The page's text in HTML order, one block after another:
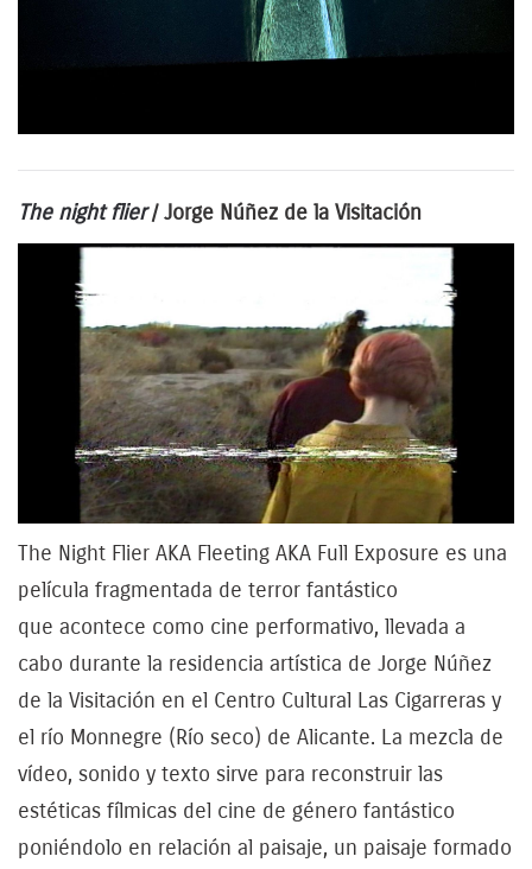
The night flier/Jorge Núñez de la Visitación
The Night Flier AKA Fleeting AKA Full Exposure es una
película fragmentada de terror fantástico
que acontece como cine performativo, llevada a
cabo durante la residencia artística de Jorge Núñez
de la Visitación en el Centro Cultural Las Cigarreras y
el río Monnegre (Río seco) de Alicante. La mezcla de
vídeo, sonido y texto sirve para reconstruir las
estéticas fílmicas del cine de género fantástico
poniéndolo en relación al paisaje, un paisaje formado